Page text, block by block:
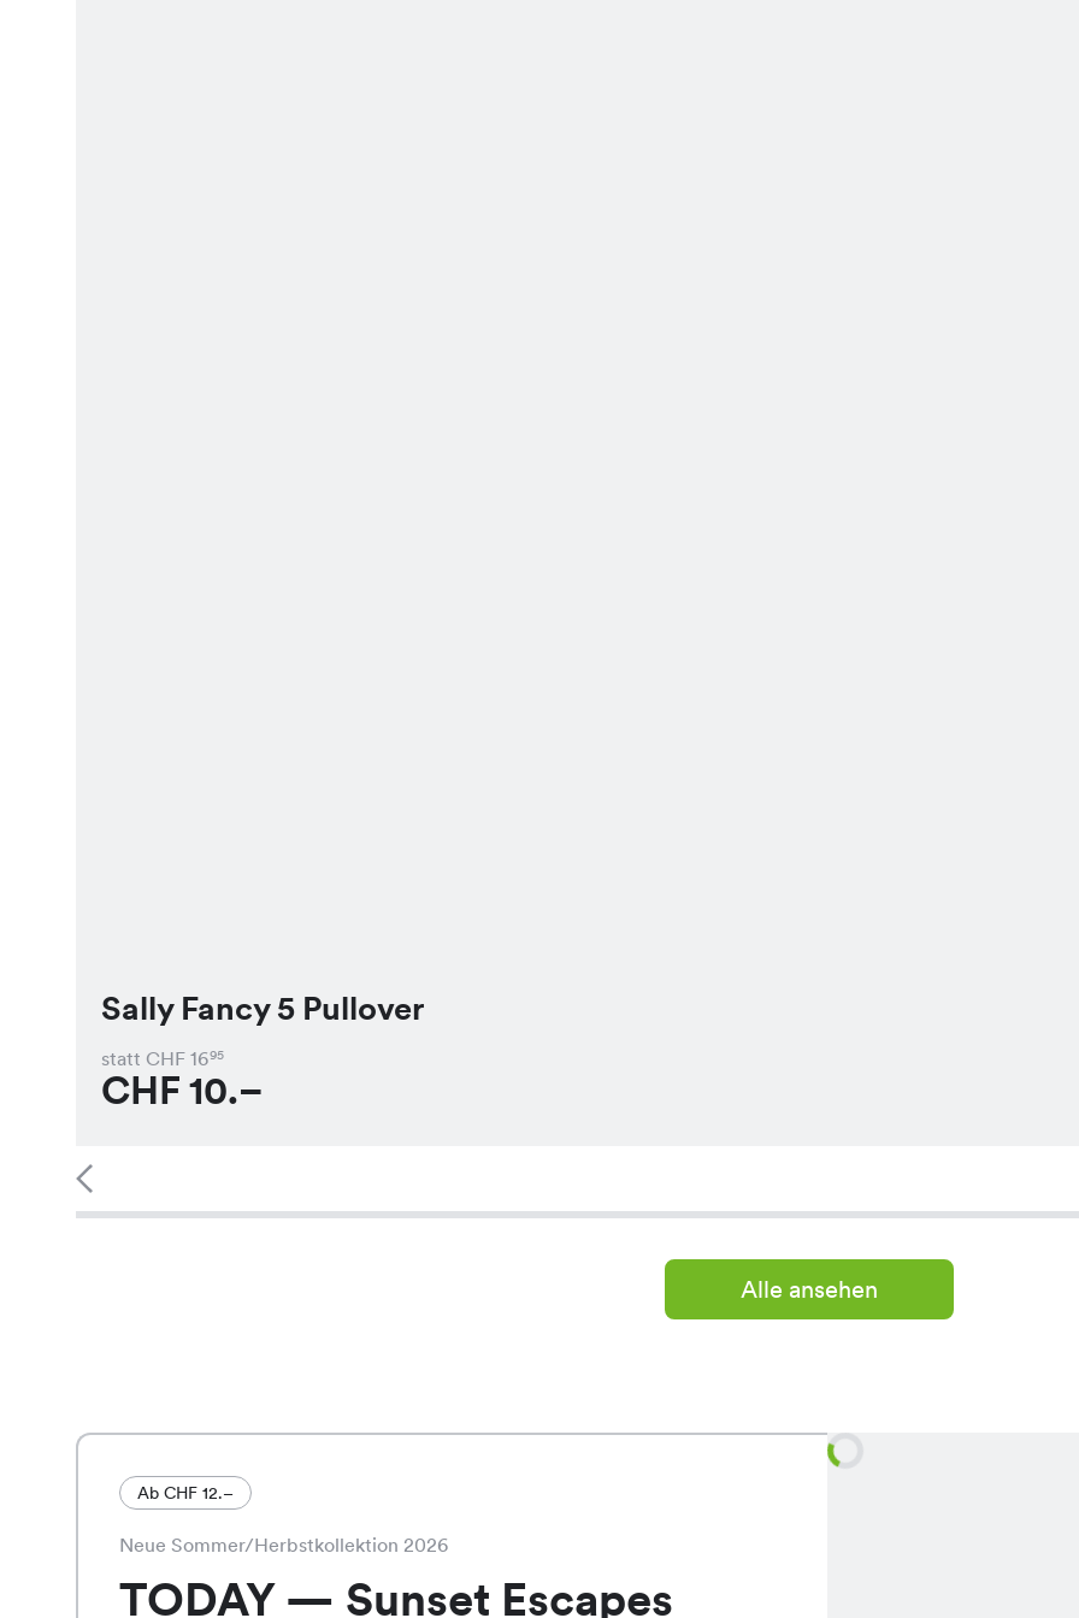
Sally Fancy 5 Pullover
statt CHF 1695
CHF 10.–
Alle ansehen
Ab CHF 12.–
Neue Sommer/Herbstkollektion 2026
TODAY — Sunset Escapes